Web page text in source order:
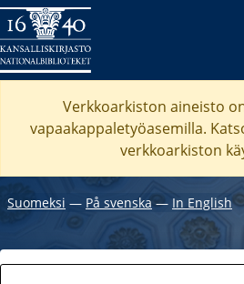
Verkkoarkiston aineisto
vapaakappaletyöasemilla.
verkkoarkiston
Suomeksi ― På svenska ― In English